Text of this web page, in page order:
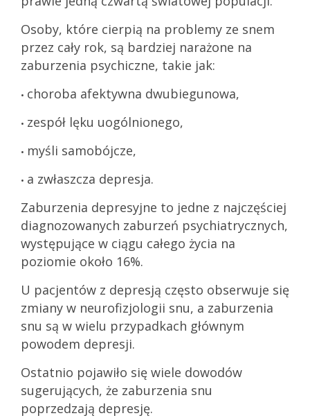
Osoby, które cierpią na problemy ze snem
przez cały rok, są bardziej narażone na
zaburzenia psychiczne, takie jak:
• choroba afektywna dwubiegunowa,
• zespół lęku uogólnionego,
• myśli samobójcze,
• a zwłaszcza depresja.
Zaburzenia depresyjne to jedne z najczęściej
diagnozowanych zaburzeń psychiatrycznych,
występujące w ciągu całego życia na
poziomie około 16%.
U pacjentów z depresją często obserwuje się
zmiany w neurofizjologii snu, a zaburzenia
snu są w wielu przypadkach głównym
powodem depresji.
Ostatnio pojawiło się wiele dowodów
sugerujących, że zaburzenia snu
poprzedzają depresję.